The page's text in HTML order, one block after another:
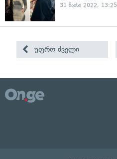
31 მაისი 2022, 13:25
უფრო ძველი